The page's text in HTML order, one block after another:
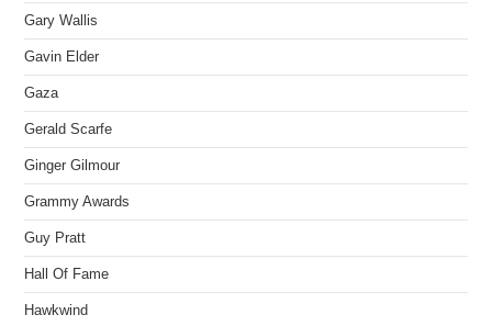
Gary Wallis
Gavin Elder
Gaza
Gerald Scarfe
Ginger Gilmour
Grammy Awards
Guy Pratt
Hall Of Fame
Hawkwind